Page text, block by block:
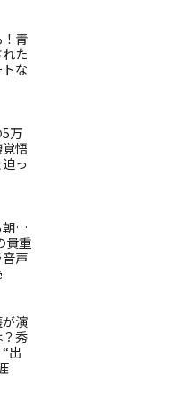
青
た
な
5万
悟
っ
朝…
貴重
声
が演
秀
出